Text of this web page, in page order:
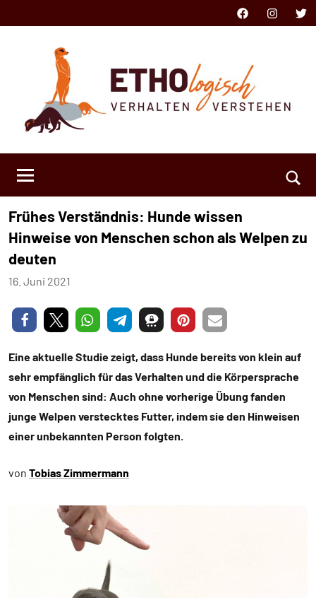
Inhalt
FacebookInstagram
Frühes Verständnis: Hunde wissen
Hinweise von Menschen schon als Welpen zu
deuten
16. Juni 2021
Tobias
Zimmermann
Keine
Kommentare
Eine aktuelle Studie zeigt, dass Hunde bereits von klein auf
sehr empfänglich für das Verhalten und die Körpersprache
von Menschen sind: Auch ohne vorherige Übung fanden
junge Welpen verstecktes Futter, indem sie den Hinweisen
einer unbekannten Person folgten.
von Tobias Zimmermann